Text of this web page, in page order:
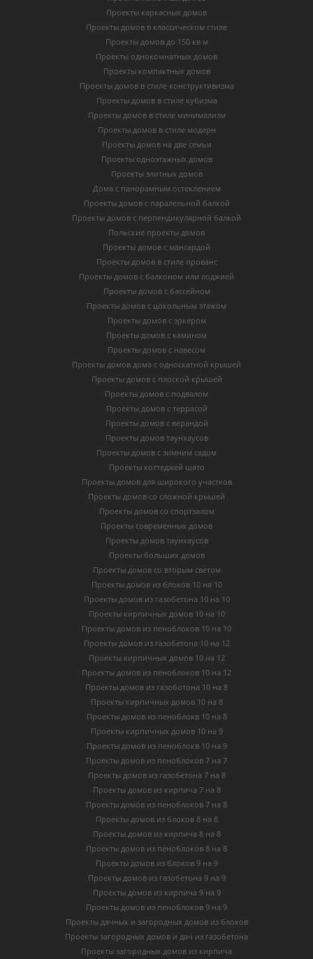
Проекты каркасных домов
Проекты домов в классическом стиле
Проекты домов до 150 кв м
Проекты однокомнатных домов
Проекты компактных домов
Проекты домов в стиле конструктивизма
Проекты домов в стиле кубизма
Проекты домов в стиле минимализм
Проекты домов в стиле модерн
Проекты домов на две семьи
Проекты одноэтажных домов
Проекты элитных домов
Дома с панорамным остеклением
Проекты домов с паралельной балкой
Проекты домов с перпендикулярной балкой
Польские проекты домов
Проекты домов с мансардой
Проекты домов в стиле прованс
Проекты домов с балконом или лоджией
Проекты домов с бассейном
Проекты домов с цокольным этажом
Проекты домов с эркером
Проекты домов с камином
Проекты домов с навесом
Проекты домов дома с односкатной крышей
Проекты домов с плоской крышей
Проекты домов с подвалом
Проекты домов с террасой
Проекты домов с верандой
Проекты домов таунхаусов
Проекты домов с зимним садом
Проекты коттеджей шато
Проекты домов для широкого участков
Проекты домов со сложной крышей
Проекты домов со спортзалом
Проекты современных домов
Проекты домов таунхаусов
Проекты больших домов
Проекты домов со вторым светом
Проекты домов из блоков 10 на 10
Проекты домов из газобетона 10 на 10
Проекты кирпичных домов 10 на 10
Проекты домов из пеноблоков 10 на 10
Проекты домов из газобетона 10 на 12
Проекты кирпичных домов 10 на 12
Проекты домов из пеноблоков 10 на 12
Проекты домов из газоботона 10 на 8
Проекты кирпичных домов 10 на 8
Проекты домов из пеноблокв 10 на 8
Проекты кирпичных домов 10 на 9
Проекты домов из пеноблокв 10 на 9
Проекты домов из пеноблоков 7 на 7
Проекты домов из газобетона 7 на 8
Проекты домов из кирпича 7 на 8
Проекты домов из пеноблоков 7 на 8
Проекты домов из блоков 8 на 8
Проекты домов из кирпича 8 на 8
Проекты домов из пеноблоков 8 на 8
Проекты домов из блоков 9 на 9
Проекты домов из газобетона 9 на 9
Проекты домов из кирпича 9 на 9
Проекты домов из пеноблоков 9 на 9
Проекты дачных и загородных домов из блоков
Проекты загородных домов и дач из газобетона
Проекты загородных домов из кирпича